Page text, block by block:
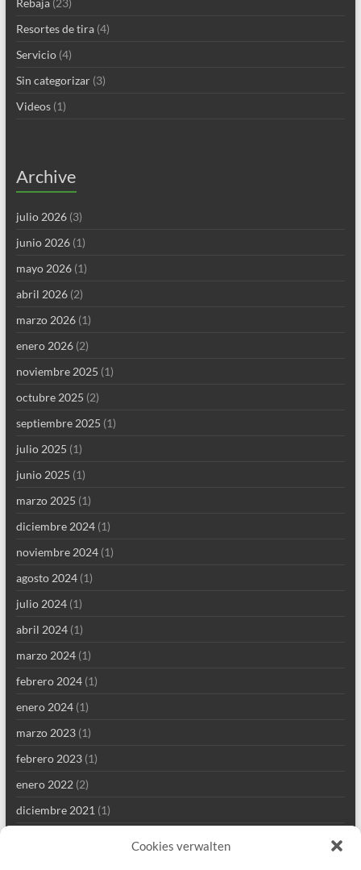
Cookies verwalten
Rebaja(23)
Resortes de tira(4)
Servicio(4)
Sin categorizar(3)
Videos(1)
Archive
julio 2026(3)
junio 2026(1)
mayo 2026(1)
abril 2026(2)
marzo 2026(1)
enero 2026(2)
noviembre 2025 (1)
octubre 2025 (2)
septiembre 2025 (1)
julio 2025 (1)
junio 2025 (1)
marzo 2025 (1)
diciembre 2024(1)
noviembre 2024(1)
agosto 2024(1)
julio 2024(1)
abril 2024(1)
marzo 2024(1)
febrero 2024(1)
enero 2024(1)
marzo 2023(1)
febrero 2023(1)
enero 2022(2)
diciembre 2021 (1)